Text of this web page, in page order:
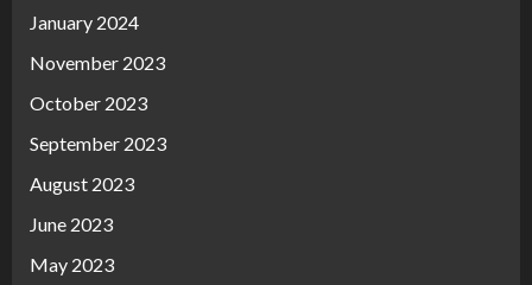
January 2024
November 2023
October 2023
September 2023
August 2023
June 2023
May 2023